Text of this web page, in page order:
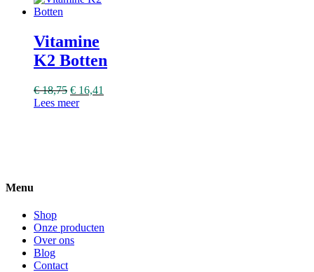
Vitamine
K2 Botten
€18,75 € 16,41
Lees meer
Menu
Shop
Onze producten
Over ons
Blog
Contact